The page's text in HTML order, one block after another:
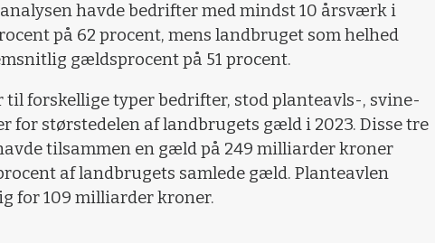
havde bedrifter med mindst 10 årsværk i
på 62 procent, mens landbruget som helhed
gældsprocent på 51 procent.
til forskellige typer bedrifter, stod planteavls-, svine-
for størstedelen af landbrugets gæld i 2023. Disse tre
tilsammen en gæld på 249 milliarder kroner
af landbrugets samlede gæld. Planteavlen
for 109 milliarder kroner.